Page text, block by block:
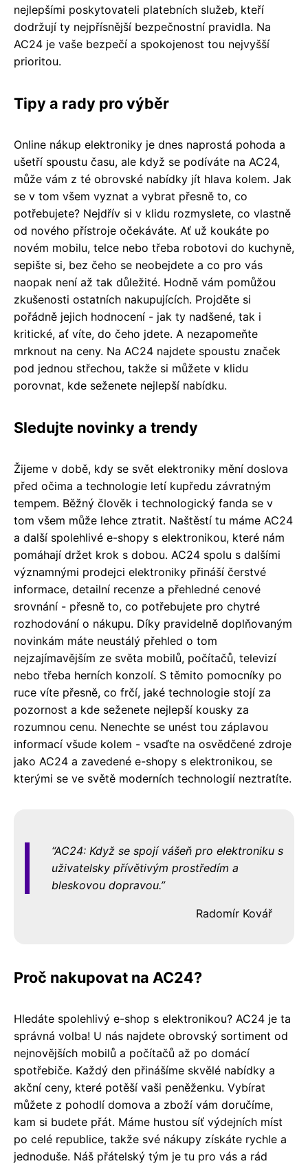
nejlepšími poskytovateli platebních služeb, kteří
dodržují ty nejpřísnější bezpečnostní pravidla. Na
AC24 je vaše bezpečí a spokojenost tou nejvyšší
prioritou.
Tipy a rady pro výběr
Online nákup elektroniky je dnes naprostá pohoda a
ušetří spoustu času, ale když se podíváte na AC24,
může vám z té obrovské nabídky jít hlava kolem. Jak
se v tom všem vyznat a vybrat přesně to, co
potřebujete? Nejdřív si v klidu rozmyslete, co vlastně
od nového přístroje očekáváte. Ať už koukáte po
novém mobilu, telce nebo třeba robotovi do kuchyně,
sepište si, bez čeho se neobejdete a co pro vás
naopak není až tak důležité. Hodně vám pomůžou
zkušenosti ostatních nakupujících. Projděte si
pořádně jejich hodnocení - jak ty nadšené, tak i
kritické, ať víte, do čeho jdete. A nezapomeňte
mrknout na ceny. Na AC24 najdete spoustu značek
pod jednou střechou, takže si můžete v klidu
porovnat, kde seženete nejlepší nabídku.
Sledujte novinky a trendy
Žijeme v době, kdy se svět elektroniky mění doslova
před očima a technologie letí kupředu závratným
tempem. Běžný člověk i technologický fanda se v
tom všem může lehce ztratit. Naštěstí tu máme AC24
a další spolehlivé e-shopy s elektronikou, které nám
pomáhají držet krok s dobou. AC24 spolu s dalšími
významnými prodejci elektroniky přináší čerstvé
informace, detailní recenze a přehledné cenové
srovnání - přesně to, co potřebujete pro chytré
rozhodování o nákupu. Díky pravidelně doplňovaným
novinkám máte neustálý přehled o tom
nejzajímavějším ze světa mobilů, počítačů, televizí
nebo třeba herních konzolí. S těmito pomocníky po
ruce víte přesně, co frčí, jaké technologie stojí za
pozornost a kde seženete nejlepší kousky za
rozumnou cenu. Nenechte se unést tou záplavou
informací všude kolem - vsaďte na osvědčené zdroje
jako AC24 a zavedené e-shopy s elektronikou, se
kterými se ve světě moderních technologií neztratíte.
AC24: Když se spojí vášeň pro elektroniku s
uživatelsky přívětivým prostředím a
bleskovou dopravou.
Radomír Kovář
Proč nakupovat na AC24?
Hledáte spolehlivý e-shop s elektronikou? AC24 je ta
správná volba! U nás najdete obrovský sortiment od
nejnovějších mobilů a počítačů až po domácí
spotřebiče. Každý den přinášíme skvělé nabídky a
akční ceny, které potěší vaši peněženku. Vybírat
můžete z pohodlí domova a zboží vám doručíme,
kam si budete přát. Máme hustou síť výdejních míst
po celé republice, takže své nákupy získáte rychle a
jednoduše. Náš přátelský tým je tu pro vás a rád